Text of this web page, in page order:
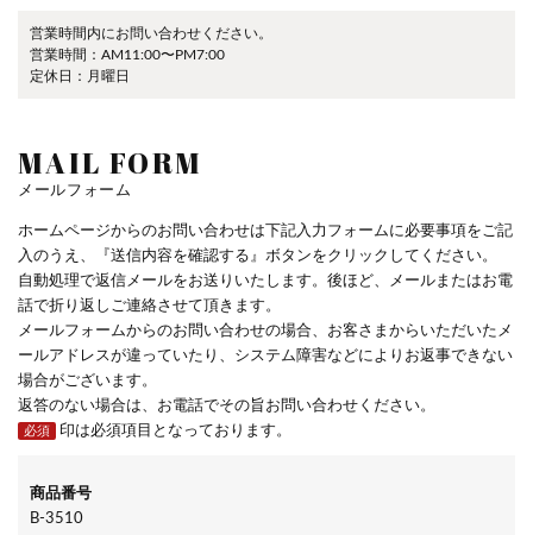
営業時間内にお問い合わせください。
営業時間：AM11:00〜PM7:00
定休日：月曜日
MAIL FORM
メールフォーム
ホームページからのお問い合わせは下記入力フォームに必要事項をご記
入のうえ、『送信内容を確認する』ボタンをクリックしてください。
自動処理で返信メールをお送りいたします。後ほど、メールまたはお電
話で折り返しご連絡させて頂きます。
メールフォームからのお問い合わせの場合、お客さまからいただいたメ
ールアドレスが違っていたり、システム障害などによりお返事できない
場合がございます。
返答のない場合は、お電話でその旨お問い合わせください。
必須 印は必須項目となっております。
商品番号
B-3510